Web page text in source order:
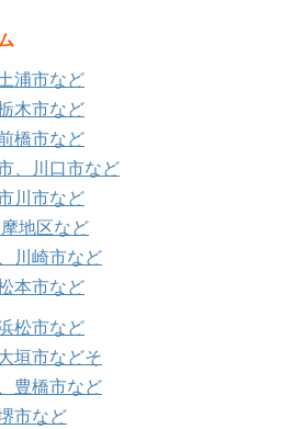
浦市など
木市など
橋市など
、川口市など
川市など
地区など
川崎市など
本市など
松市など
垣市などそ
豊橋市など
市など